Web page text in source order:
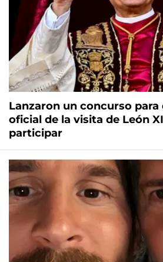
Lanzaron un concurso
oficial de la visita de León
participar